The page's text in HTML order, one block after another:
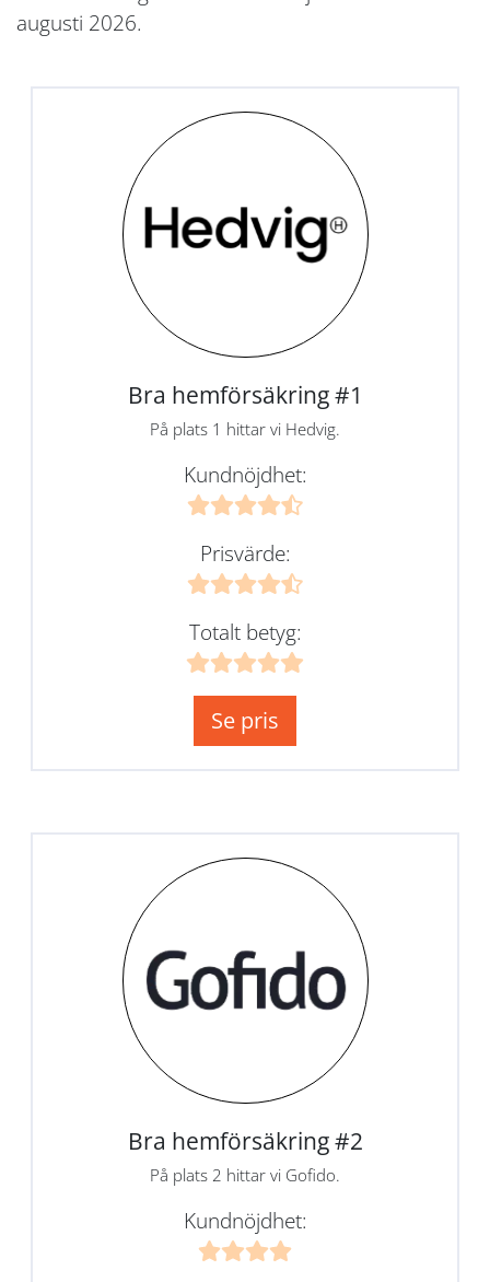
augusti 2026.
Bra hemförsäkring #1
På plats 1 hittar vi Hedvig.
Kundnöjdhet:
Prisvärde:
Totalt betyg:
Se pris
Bra hemförsäkring #2
På plats 2 hittar vi Gofido.
Kundnöjdhet: